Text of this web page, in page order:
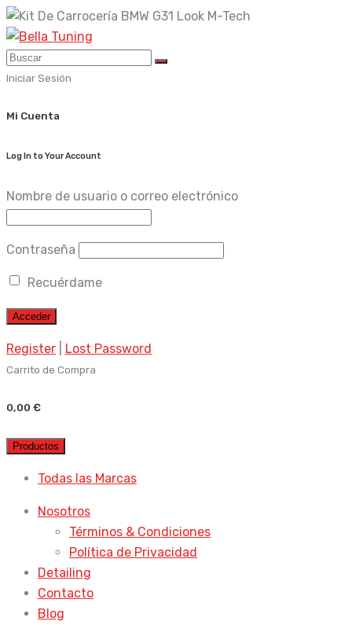
Skip
to
content
Iniciar Sesión
Mi Cuenta
Log In to Your Account
Nombre de usuario o correo electrónico
Contraseña
Recuérdame
Register Lost Password
Carrito de Compra
0,00 €
Productos
Todas las Marcas
Nosotros
Términos & Condiciones
Política de Privacidad
Detailing
Contacto
Blog